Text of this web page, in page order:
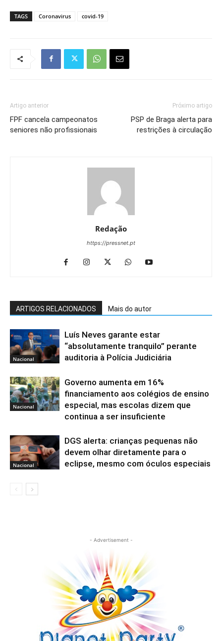
TAGS Coronavirus covid-19
Artigo anterior
FPF cancela campeonatos
seniores não profissionais
Próximo artigo
PSP de Braga alerta para
restrições à circulação
Redação
https://pressnet.pt
ARTIGOS RELACIONADOS Mais do autor
Nacional
Luís Neves garante estar
“absolutamente tranquilo” perante
auditoria à Polícia Judiciária
Nacional
Governo aumenta em 16%
financiamento aos colégios de ensino
especial, mas escolas dizem que
continua a ser insuficiente
Nacional
DGS alerta: crianças pequenas não
devem olhar diretamente para o
eclipse, mesmo com óculos especiais
- Advertisement -